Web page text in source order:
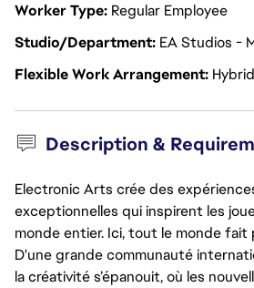
Worker Type Regular Employee
Studio/Department EA Studios -
Flexible Work Arrangement Hybrid
Description &
Electronic Arts crée des
exceptionnelles qui inspirent les
monde entier. Ici, tout le monde fait
D'une grande communauté
la créativité s’épanouit, où les